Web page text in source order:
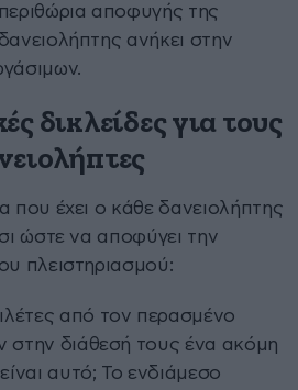
αποφυγής της
ανήκει στην
δικλείδες για τους
που έχει ο κάθε δανειολήπτης
ώστε να αποφύγει την
πλειστηριασμού:
από τον περασμένο
στην διάθεσή τους ένα ακόμη
αυτό; Το ενδιάμεσο